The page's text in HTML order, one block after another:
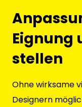
Eignung
stellen
Ohne wirksame
Designern